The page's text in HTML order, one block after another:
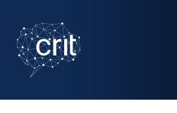
SERVIZI
CASI STUDIO